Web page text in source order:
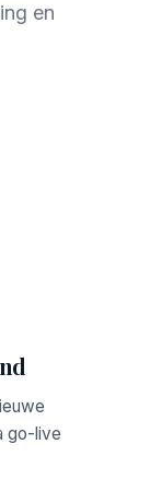
en
go-live